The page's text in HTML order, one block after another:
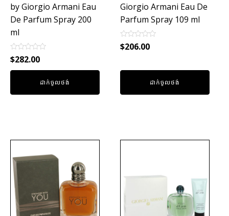
by Giorgio Armani Eau
De Parfum Spray 200
ml
Rated
0
out
$282.00
ដាក់ចូលថង់
Giorgio Armani Eau De
Parfum Spray 109 ml
Rated
0
5
$206.00
ដាក់ចូលថង់